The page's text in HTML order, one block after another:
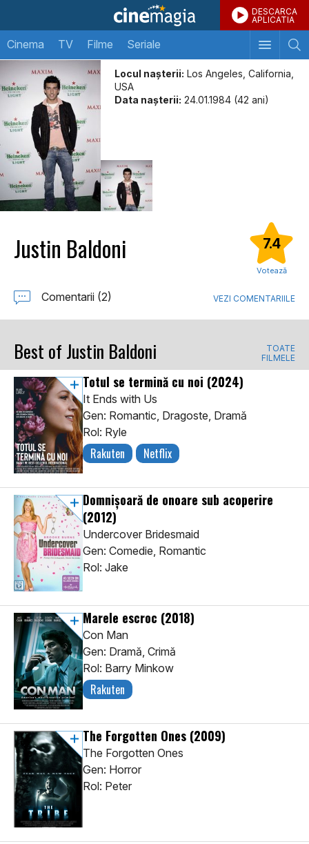
DESCARCA
APLICATIA
Cinema TV Filme Seriale
Locul naşterii: Los Angeles, California,
USA
Data naşterii: 24.01.1984 (42 ani)
Justin Baldoni 7.4
Votează
Comentarii (2) VEZI COMENTARIILE
Best of Justin Baldoni
TOATE
FILMELE
Totul se termină cu noi (2024)
It Ends with Us
Gen: Romantic, Dragoste, Dramă
Rol: Ryle
Rakuten Netflix
Domnișoară de onoare sub acoperire
(2012)
Undercover Bridesmaid
Gen: Comedie, Romantic
Rol: Jake
Marele escroc (2018)
Con Man
Gen: Dramă, Crimă
Rol: Barry Minkow
Rakuten
The Forgotten Ones (2009)
The Forgotten Ones
Gen: Horror
Rol: Peter